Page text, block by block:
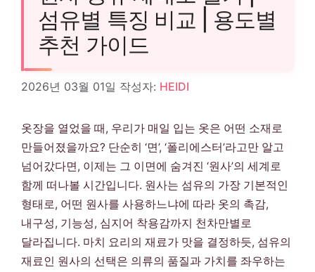
섬유별 특징 비교 | 용도별
추천 가이드
2026년 03월 01일 작성자: HEIDI
옷장을 열었을 때, 우리가 매일 입는 옷은 어떤 소재로
만들어졌을까요? 단순히 ‘면’, ‘폴리에스터’라고만 알고
넘어갔다면, 이제는 그 이면에 숨겨진 ‘원사’의 세계로
함께 떠나볼 시간입니다. 원사는 섬유의 가장 기본적인
형태로, 어떤 원사를 사용하느냐에 따라 옷의 촉감,
내구성, 기능성, 심지어 착용감까지 천차만별로
달라집니다. 마치 요리의 재료가 맛을 결정하듯, 섬유의
재료인 원사의 선택은 의류의 품질과 가치를 좌우하는